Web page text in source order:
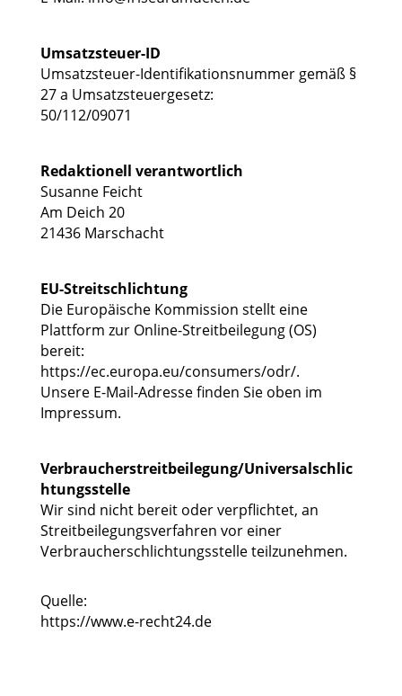
Umsatzsteuer-ID
Umsatzsteuer-Identifikationsnummer gemäß §
27 a Umsatzsteuergesetz:
50/112/09071
Redaktionell verantwortlich
Susanne Feicht
Am Deich 20
21436 Marschacht
EU-Streitschlichtung
Die Europäische Kommission stellt eine
Plattform zur Online-Streitbeilegung (OS)
bereit:
https://ec.europa.eu/consumers/odr/.
Unsere E-Mail-Adresse finden Sie oben im
Impressum.
Verbraucherstreitbeilegung/Universalschlic
htungsstelle
Wir sind nicht bereit oder verpflichtet, an
Streitbeilegungsverfahren vor einer
Verbraucherschlichtungsstelle teilzunehmen.
Quelle:
https://www.e-recht24.de